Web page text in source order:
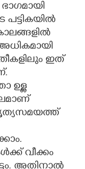
ഇത്
ഉള്ള
വീക്കം